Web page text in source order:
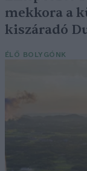
mekkora a
kiszáradó
ÉLŐ BOLYGÓNK